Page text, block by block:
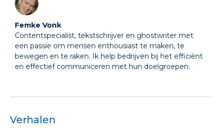
Femke Vonk
Contentspecialist, tekstschrijver en ghostwriter met
een passie om mensen enthousiast te maken, te
bewegen en te raken. Ik help bedrijven bij het efficiënt
en effectief communiceren met hun doelgroepen.
Verhalen